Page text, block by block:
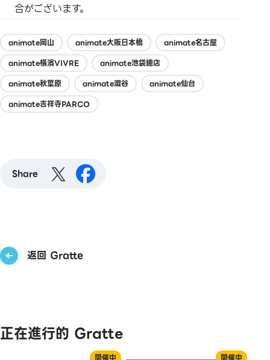
合がございます。
animate岡山 animate大阪日本橋
animate名古屋
animate橫濱VIVRE
animate池袋總店
animate秋葉原
animate澀谷
animate仙台
animate吉祥寺PARCO
Share
返回 Gratte
正在進行的 Gratte